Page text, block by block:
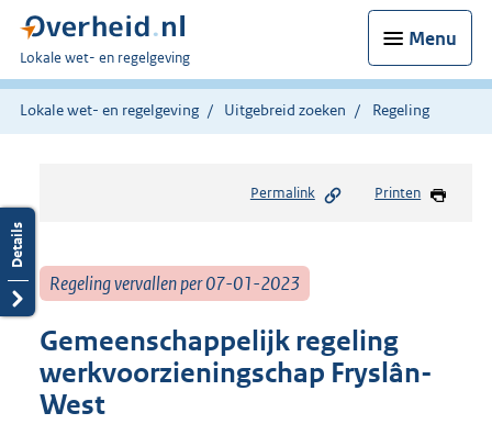
Menu
U
bent
hier:
Lokale wet- en regelgeving
Lokale wet- en regelgeving Uitgebreid zoeken Regeling
Permalink Printen
Regeling vervallen per 07-01-2023
Gemeenschappelijk regeling
werkvoorzieningschap Fryslân-
West